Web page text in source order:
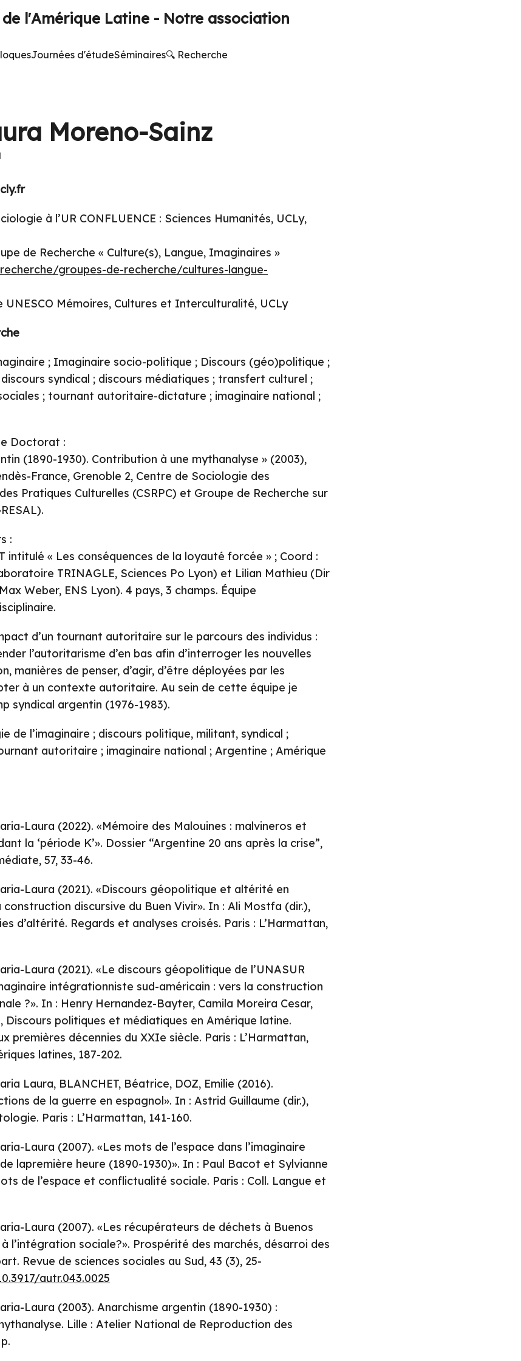
l'Amérique Latine - Notre association
Journées d'étudeSéminaires🔍 Recherche
Moreno-Sainz
à l’UR CONFLUENCE : Sciences Humanités, UCLy,
de Recherche « Culture(s), Langue, Imaginaires »
groupes-de-recherche/cultures-langue-
UNESCO Mémoires, Cultures et Interculturalité, UCLy
; Imaginaire socio-politique ; Discours (géo)politique ;
syndical ; discours médiatiques ; transfert culturel ;
; tournant autoritaire-dictature ; imaginaire national ;
Doctorat :
(1890-1930). Contribution à une mythanalyse » (2003),
France, Grenoble 2, Centre de Sociologie des
Pratiques Culturelles (CSRPC) et Groupe de Recherche sur
:
intitulé « Les conséquences de la loyauté forcée » ; Coord :
TRINAGLE, Sciences Po Lyon) et Lilian Mathieu (Dir
Weber, ENS Lyon). 4 pays, 3 champs. Équipe
d’un tournant autoritaire sur le parcours des individus :
l’autoritarisme d’en bas afin d’interroger les nouvelles
manières de penser, d’agir, d’être déployées par les
à un contexte autoritaire. Au sein de cette équipe je
syndical argentin (1976-1983).
de l’imaginaire ; discours politique, militant, syndical ;
autoritaire ; imaginaire national ; Argentine ; Amérique
Laura (2022). «Mémoire des Malouines : malvineros et
la ‘période K’». Dossier “Argentine 20 ans après la crise”,
57, 33-46.
Laura (2021). «Discours géopolitique et altérité en
construction discursive du Buen Vivir». In : Ali Mostfa (dir.),
d’altérité. Regards et analyses croisés. Paris : L’Harmattan,
Laura (2021). «Le discours géopolitique de l’UNASUR
intégrationniste sud-américain : vers la construction
?». In : Henry Hernandez-Bayter, Camila Moreira Cesar,
Discours politiques et médiatiques en Amérique latine.
premières décennies du XXIe siècle. Paris : L’Harmattan,
latines, 187-202.
Laura, BLANCHET, Béatrice, DOZ, Emilie (2016).
de la guerre en espagnol». In : Astrid Guillaume (dir.),
Paris : L’Harmattan, 141-160.
Laura (2007). «Les mots de l’espace dans l’imaginaire
lapremière heure (1890-1930)». In : Paul Bacot et Sylvianne
de l’espace et conflictualité sociale. Paris : Coll. Langue et
Laura (2007). «Les récupérateurs de déchets à Buenos
à l’intégration sociale?». Prospérité des marchés, désarroi des
Revue de sciences sociales au Sud, 43 (3), 25-
autr.043.0025
Laura (2003). Anarchisme argentin (1890-1930) :
Lille : Atelier National de Reproduction des